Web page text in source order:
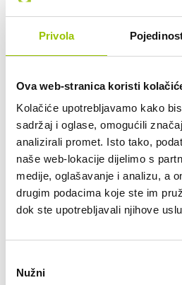
Privola
Ova web-stranica koristi
Kolačiće upotrebljavamo kako
sadržaj i oglase, omogućili
analizirali promet. Isto tako,
naše web-lokacije dijelimo s
medije, oglašavanje i analizu, a
drugim podacima koje ste im
dok ste upotrebljavali njihove
pristanka
Nužni
Dostupno vozila: 2
FIAT GRANDE PANDA La
gradski auto koji je prikladan za sve
RUČNI MJENJAČ
VEĆ OD:335,00 € /mj